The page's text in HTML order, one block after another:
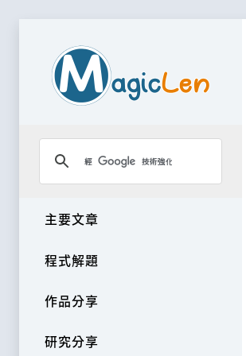
主要文章
程式解題
作品分享
研究分享